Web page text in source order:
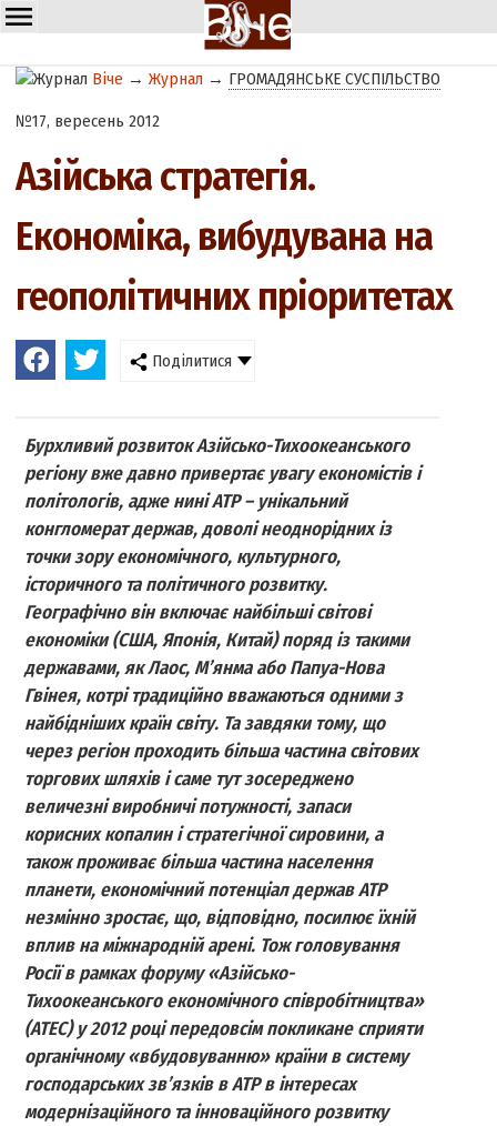
Віче →Журнал → ГРОМАДЯНСЬКЕ СУСПІЛЬСТВО
№17, вересень 2012
Азійська стратегія.
Економіка, вибудувана на
геополітичних пріоритетах
Поділитися
Бурхливий розвиток Азійсько-Тихоокеанського
регіону вже давно привертає увагу економістів і
політологів, адже нині АТР – унікальний
конгломерат держав, доволі неоднорідних із
точки зору економічного, культурного,
історичного та політичного розвитку.
Географічно він включає найбільші світові
економіки (США, Японія, Китай) поряд із такими
державами, як Лаос, М’янма або Папуа-Нова
Гвінея, котрі традиційно вважаються одними з
найбідніших країн світу. Та завдяки тому, що
через регіон проходить більша частина світових
торгових шляхів і саме тут зосереджено
величезні виробничі потужності, запаси
корисних копалин і стратегічної сировини, а
також проживає більша частина населення
планети, економічний потенціал держав АТР
незмінно зростає, що, відповідно, посилює їхній
вплив на міжнародній арені. Тож головування
Росії в рамках форуму «Азійсько-
Тихоокеанського економічного співробітництва»
(АТЕС) у 2012 році передовсім покликане сприяти
органічному «вбудовуванню» країни в систему
господарських зв’язків в АТР в інтересах
модернізаційного та інноваційного розвитку